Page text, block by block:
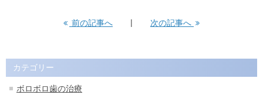
前の記事へ 次の記事へ
カテゴリー
ボロボロ歯の治療